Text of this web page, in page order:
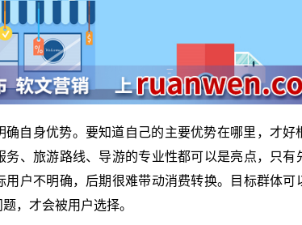
自身优势。要知道自己的主要优势在哪里，才好
务、旅游路线、导游的专业性都可以是亮点，只
户不明确，后期很难带动消费转换。目标群体
，才会被用户选择。